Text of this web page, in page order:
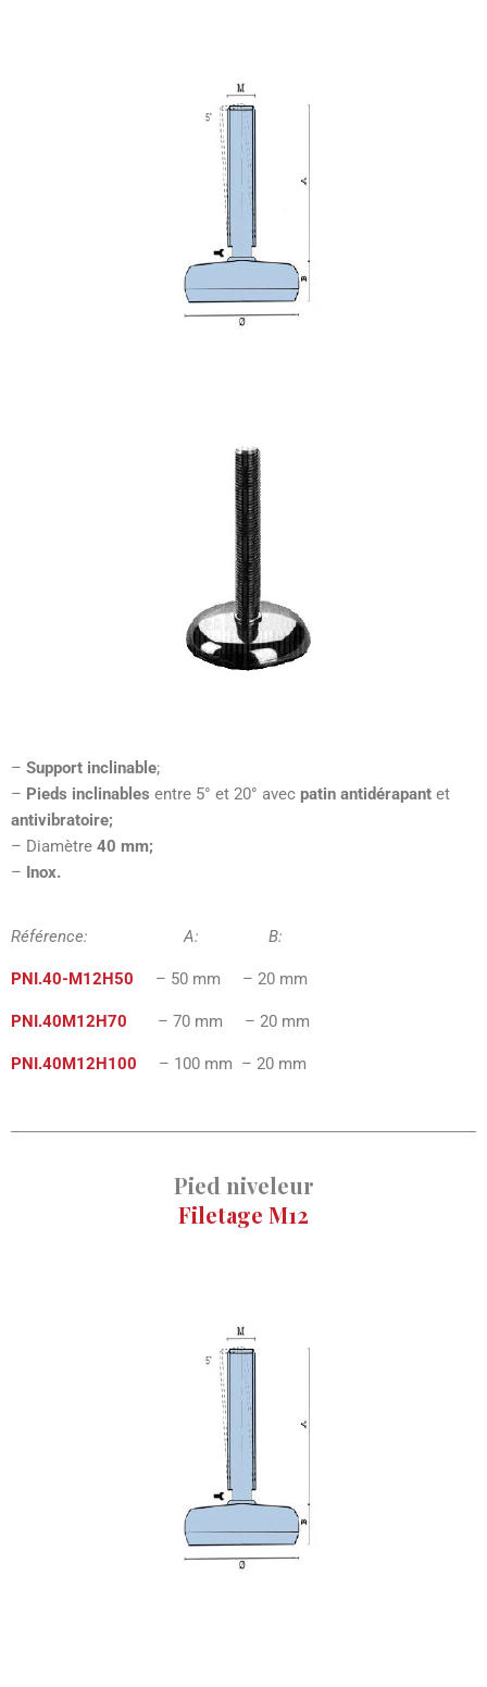
– Support inclinable;
– Pieds inclinables entre 5° et 20° avec patin antidérapant et
antivibratoire;
– Diamètre 40 mm;
– Inox.
Référence: A: B:
PNI.40-M12H50 – 50 mm – 20 mm
PNI.40M12H70 – 70 mm – 20 mm
PNI.40M12H100 – 100 mm – 20 mm
Pied niveleur
Filetage M12